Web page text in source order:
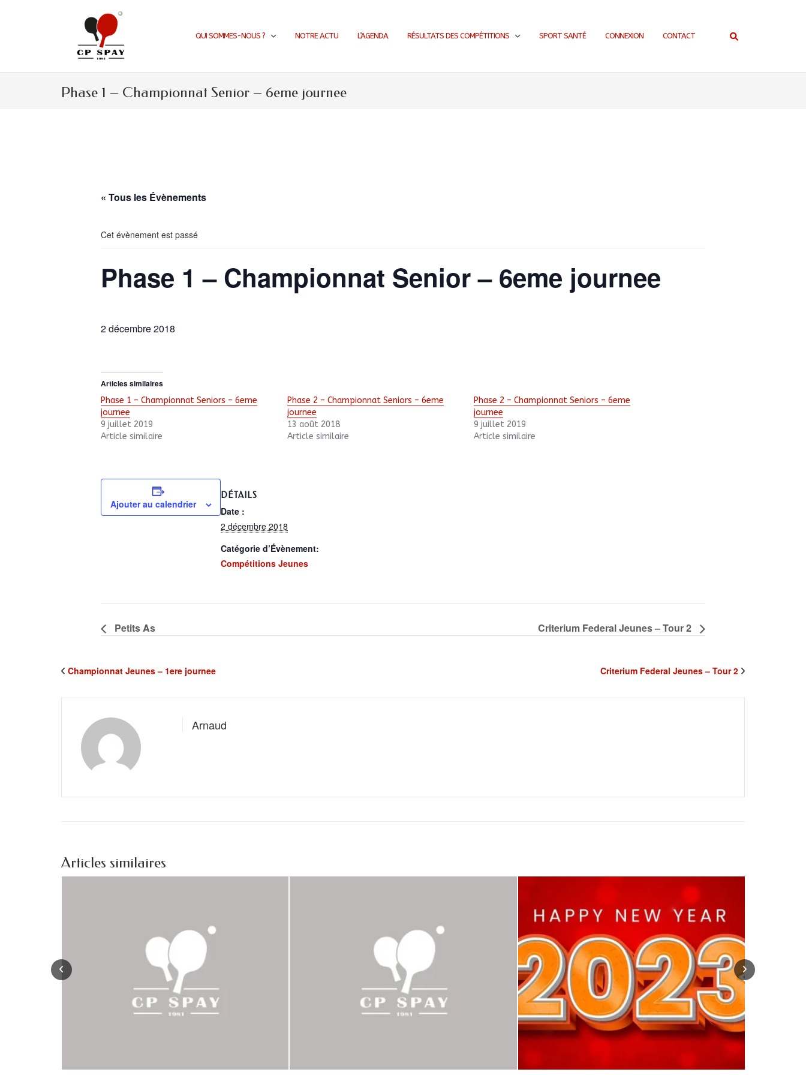
QUI SOMMES-NOUS ? NOTRE ACTU L’AGENDA RÉSULTATS DES COMPÉTITIONS SPORT SANTÉ CONNEXION CONTACT
Phase 1 – Championnat Senior – 6eme journee
« Tous les Évènements
Cet évènement est passé
Phase 1 – Championnat Senior – 6eme journee
2 décembre 2018
Articles similaires
Phase 1 – Championnat Seniors – 6eme
journee
9 juillet 2019
Article similaire
Phase 2 – Championnat Seniors – 6eme
journee
13 août 2018
Article similaire
Phase 2 – Championnat Seniors – 6eme
journee
9 juillet 2019
Article similaire
Ajouter au calendrier
DÉTAILS
Date :
2 décembre 2018
Catégorie d’Évènement:
Compétitions Jeunes
Petits As Criterium Federal Jeunes – Tour 2
Championnat Jeunes – 1ere journee Criterium Federal Jeunes – Tour 2
Arnaud
Articles similaires